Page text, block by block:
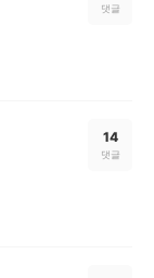
댓글
14
댓글